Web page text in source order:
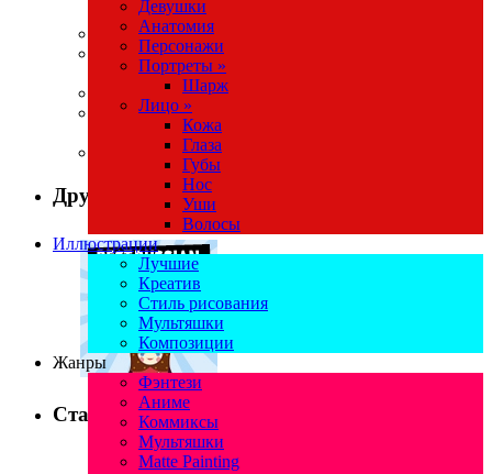
Девушки
Анатомия
Персонажи
Портреты »
Шарж
Лицо »
Кожа
Глаза
Губы
Нос
Уши
Волосы
Иллюстрации
Лучшие
Креатив
Стиль рисования
Мультяшки
Композиции
Жанры
Фэнтези
Аниме
Коммиксы
Мультяшки
Matte Painting
испачканных шрифтов
deburger наВекторные девушки в стиле аниме
Macroart наРука вместо инструмента в Фотошопе
не убирается!!!
Настя наВекторные девушки в стиле аниме
Настя наРука вместо инструмента в Фотошопе не
убирается!!!
Macroart наРисование девушек
Друзья
Статистика